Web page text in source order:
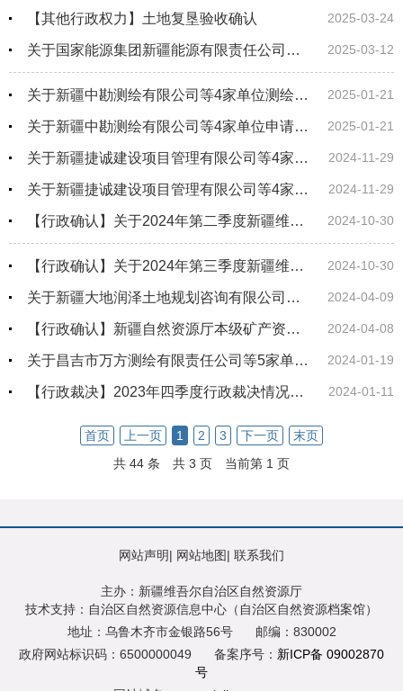
2025-03-24
【其他行政权力】土地复垦验收确认
2025-03-12
关于国家能源集团新疆能源有限责任公司乌东煤矿矿山地质环境保护与土地复垦方案审查结果的公告
2025-01-21
关于新疆中勘测绘有限公司等4家单位测绘资质审查结果的公告
2025-01-21
关于新疆中勘测绘有限公司等4家单位申请测绘资质主要信息公开表
2024-11-29
关于新疆捷诚建设项目管理有限公司等4家单位测绘资质审查结果的公告
2024-11-29
关于新疆捷诚建设项目管理有限公司等4家单位申请测绘资质主要信息公开表
2024-10-30
【行政确认】关于2024年第二季度新疆维吾尔自治区本级矿产资源储量评审备案情况的公告
2024-10-30
【行政确认】关于2024年第三季度新疆维吾尔自治区本级矿产资源储量评审备案情况的公告
2024-04-09
关于新疆大地润泽土地规划咨询有限公司等12家单位申请测绘资质主要信息公开表
2024-04-08
【行政确认】新疆自然资源厅本级矿产资源储量评审备案情况（2024年第一季度）
2024-01-19
关于昌吉市万方测绘有限责任公司等5家单位测绘资质审查结果的公告
2024-01-11
【行政裁决】2023年四季度行政裁决情况说明
首页 上一页 1 2 3 下一页
末页
共 44 条
共 3 页 当前第 1 页
网站声明| 网站地图| 联系我们
主办：新疆维吾尔自治区自然资源厅
技术支持：自治区自然资源信息中心（自治区自然资源档案馆）
地址：乌鲁木齐市金银路56号
邮编：830002
政府网站标识码：6500000049
备案序号： 新ICP备 09002870
号